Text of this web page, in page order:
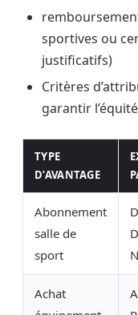
sportives ou
justificatifs)
Critères
garantir l’équité
TYPE
D’AVANTAGE
Abonnement
salle de
sport
Achat